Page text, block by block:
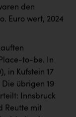
den
Euro wert, 2024
to-be. In
in Kufstein 17
Die übrigen 19
Innsbruck
Reutte mit